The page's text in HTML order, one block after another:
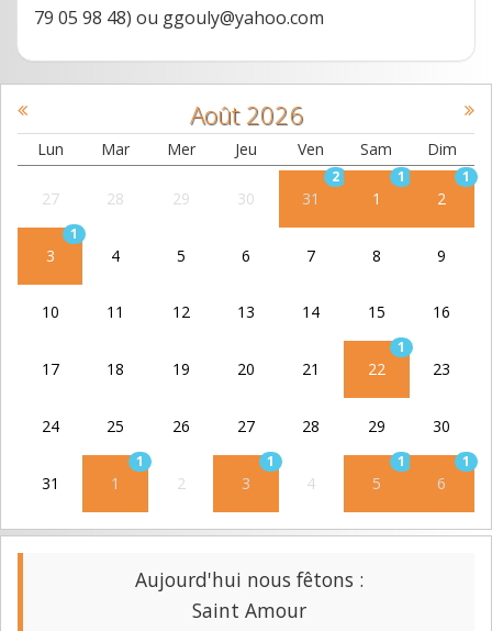
79 05 98 48) ou ggouly@yahoo.com
Août 2026
Lun Mar Mer Jeu Ven Sam Dim
27 28 29 30 31
2
1
1
2
1
3
1
4 5 6 7 8 9
10 11 12 13 14 15 16
17 18 19 20 21 22
1
23
24 25 26 27 28 29 30
31 1
1
2 3
1
4 5
1
6
1
Aujourd'hui nous fêtons :
Saint Amour